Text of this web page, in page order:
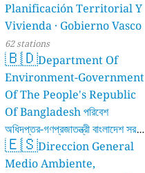
Planificación Territorial Y
Vivienda · Gobierno Vasco
62 stations
🇧🇩Department Of
Environment-Government
Of The People's Republic
Of Bangladesh পরিবেশ
অধিদপ্তর-গণপ্রজাতন্ত্রী বাংলাদেশ সরকার
17 stations
🇪🇸Direccion General
Medio Ambiente,